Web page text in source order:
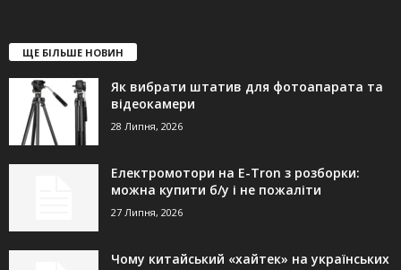
ЩЕ БІЛЬШЕ НОВИН
Як вибрати штатив для фотоапарата та
відеокамери
28 Липня, 2026
Електромотори на E-Tron з розборки:
можна купити б/у і не пожаліти
27 Липня, 2026
Чому китайський «хайтек» на українських